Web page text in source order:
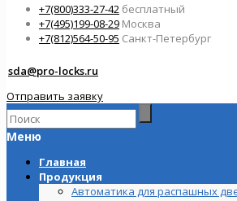
+7(800)333-27-42 бесплатный
+7(495)199-08-29 Москва
+7(812)564-50-95 Санкт-Петербург
sda@pro-locks.ru
Отправить заявку
Меню
Главная
Продукция
Автоматика для распашных